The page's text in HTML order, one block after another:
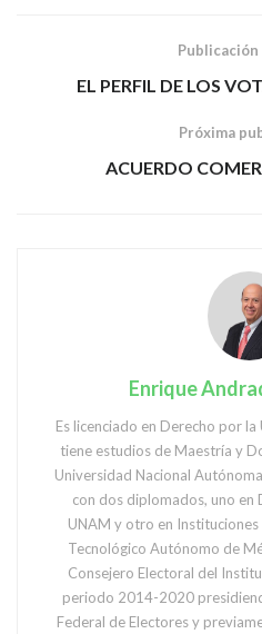
EL PERFIL DE LOS
Próxima
ACUERDO
Enrique
Es licenciado en Derecho por
tiene estudios de Maestría y
Universidad Nacional
con dos diplomados, uno en
UNAM y otro en
Tecnológico Autónomo de
Consejero Electoral del
periodo 2014-2020
Federal de Electores y